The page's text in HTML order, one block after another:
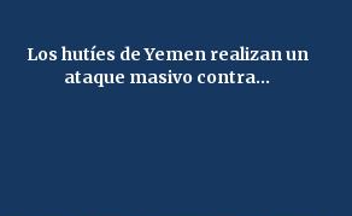
Los hutíes de Yemen realizan un
ataque masivo contra...